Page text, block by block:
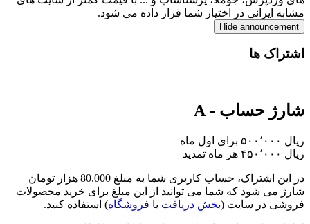
مشابه ایرانی در اختیار شما قرار داده می شود.
Hide announcement
اشتراک ها
شارژ حساب - A
برای اول ماه
تمدید
در این اشتراک،
حساب کاربری شما به مبلغ 80.000 هزار تومان
شارژ می شود که شما می توانید از این مبلغ برای خرید محصولات
فروشی در سایت (بخش دریافت یا فروشگاه) استفاده کنید.